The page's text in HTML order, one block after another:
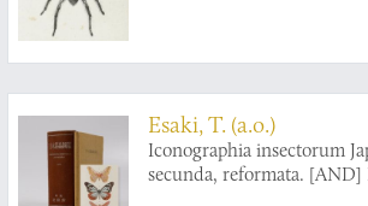
Esaki, T. (a.o.)
Iconographia insectorum
secunda, reformata. [AND]